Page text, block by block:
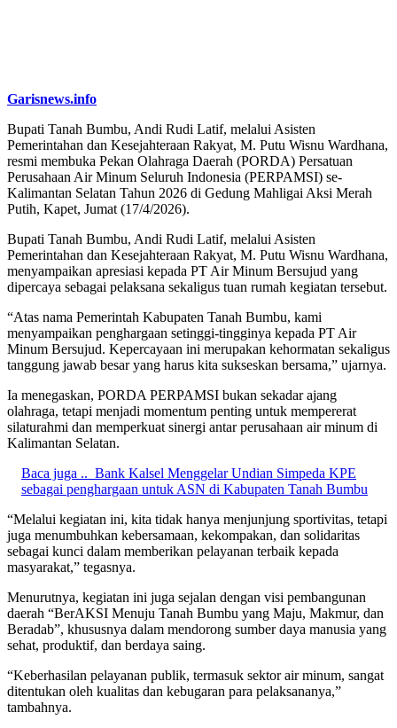
Garisnews.info
Bupati Tanah Bumbu, Andi Rudi Latif, melalui Asisten
Pemerintahan dan Kesejahteraan Rakyat, M. Putu Wisnu Wardhana,
resmi membuka Pekan Olahraga Daerah (PORDA) Persatuan
Perusahaan Air Minum Seluruh Indonesia (PERPAMSI) se-
Kalimantan Selatan Tahun 2026 di Gedung Mahligai Aksi Merah
Putih, Kapet, Jumat (17/4/2026).
Bupati Tanah Bumbu, Andi Rudi Latif, melalui Asisten
Pemerintahan dan Kesejahteraan Rakyat, M. Putu Wisnu Wardhana,
menyampaikan apresiasi kepada PT Air Minum Bersujud yang
dipercaya sebagai pelaksana sekaligus tuan rumah kegiatan tersebut.
“Atas nama Pemerintah Kabupaten Tanah Bumbu, kami
menyampaikan penghargaan setinggi-tingginya kepada PT Air
Minum Bersujud. Kepercayaan ini merupakan kehormatan sekaligus
tanggung jawab besar yang harus kita sukseskan bersama,” ujarnya.
Ia menegaskan, PORDA PERPAMSI bukan sekadar ajang
olahraga, tetapi menjadi momentum penting untuk mempererat
silaturahmi dan memperkuat sinergi antar perusahaan air minum di
Kalimantan Selatan.
Baca juga .. Bank Kalsel Menggelar Undian Simpeda KPE
sebagai penghargaan untuk ASN di Kabupaten Tanah Bumbu
“Melalui kegiatan ini, kita tidak hanya menjunjung sportivitas, tetapi
juga menumbuhkan kebersamaan, kekompakan, dan solidaritas
sebagai kunci dalam memberikan pelayanan terbaik kepada
masyarakat,” tegasnya.
Menurutnya, kegiatan ini juga sejalan dengan visi pembangunan
daerah “BerAKSI Menuju Tanah Bumbu yang Maju, Makmur, dan
Beradab”, khususnya dalam mendorong sumber daya manusia yang
sehat, produktif, dan berdaya saing.
“Keberhasilan pelayanan publik, termasuk sektor air minum, sangat
ditentukan oleh kualitas dan kebugaran para pelaksananya,”
tambahnya.